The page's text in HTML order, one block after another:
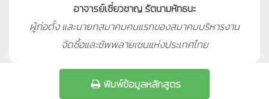
อาจารย์เชี่ยวชาญ รัตนามหัทธนะ
ผู้ก่อตั้ง และนายกสมาคมคนแรกของสมาคมบริหารงาน
จัดซื้อและซัพพลายเชนแห่งประเทศไทย
พิมพ์ข้อมูลหลักสูตร